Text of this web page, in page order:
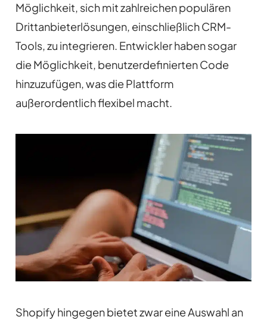
Möglichkeit, sich mit zahlreichen populären
Drittanbieterlösungen, einschließlich CRM-
Tools, zu integrieren. Entwickler haben sogar
die Möglichkeit, benutzerdefinierten Code
hinzuzufügen, was die Plattform
außerordentlich flexibel macht.
Shopify hingegen bietet zwar eine Auswahl an